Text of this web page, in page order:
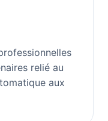
relié au
aux